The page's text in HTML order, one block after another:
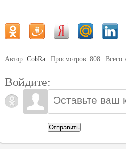
Автор: CobRa | Просмотров: 808 | Всего
Войдите:
Отправить